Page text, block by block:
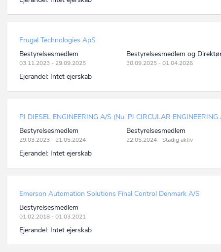
Frugal Technologies ApS
Bestyrelsesmedlem
03.11.2023 - 29.09.2025
Bestyrelsesmedlem og
30.09.2025 - 01.04.2026
Ejerandel: Intet ejerskab
PJ DIESEL ENGINEERING A/S (Nu: PJ CIRCULAR ENGINEERING
Bestyrelsesmedlem
29.03.2023 - 21.05.2024
Bestyrelsesmedlem
22.05.2024 - Stadig aktiv
Ejerandel: Intet ejerskab
Emerson Automation Solutions Final Control Denmark A/S
Bestyrelsesmedlem
01.02.2018 - 01.03.2021
Ejerandel: Intet ejerskab